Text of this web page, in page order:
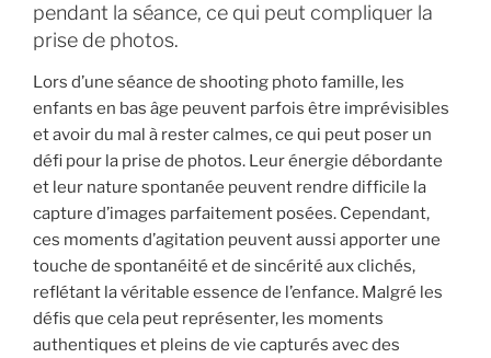
pendant la séance, ce qui peut compliquer la
prise de photos.
Lors d’une séance de shooting photo famille, les
enfants en bas âge peuvent parfois être imprévisibles
et avoir du mal à rester calmes, ce qui peut poser un
défi pour la prise de photos. Leur énergie débordante
et leur nature spontanée peuvent rendre difficile la
capture d’images parfaitement posées. Cependant,
ces moments d’agitation peuvent aussi apporter une
touche de spontanéité et de sincérité aux clichés,
reflétant la véritable essence de l’enfance. Malgré les
défis que cela peut représenter, les moments
authentiques et pleins de vie capturés avec des